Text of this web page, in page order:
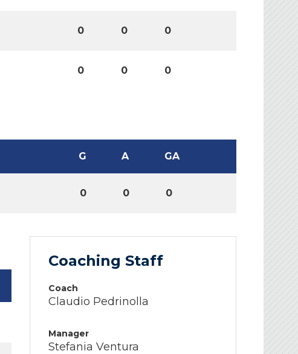
0 0 0
0 0 0
G A GA
0 0 0
Coaching Staff
Coach
Claudio Pedrinolla
Manager
Stefania Ventura